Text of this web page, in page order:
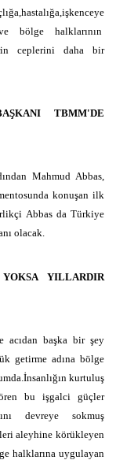
bölge halklarının
ceplerini daha bir
TBMM'DE
Mahmud Abbas,
konuşan ilk
Abbas da Türkiye
olacak.
YILLARDIR
acıdan başka bir şey
getirme adına bölge
kurtuluş
bu işgalci güçler
devreye sokmuş
aleyhine körükleyen
halklarına uygulayan